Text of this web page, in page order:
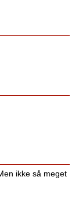
ikke så meget